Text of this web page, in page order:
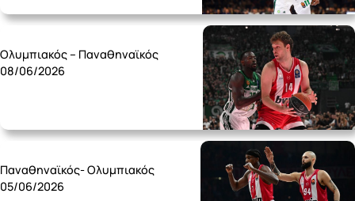
Ολυμπιακός – Παναθηναϊκός
08/06/2026
Παναθηναϊκός- Ολυμπιακός
05/06/2026